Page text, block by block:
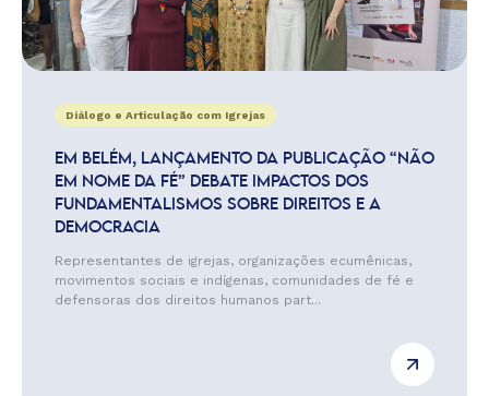
Diálogo e Articulação com Igrejas
EM BELÉM, LANÇAMENTO DA PUBLICAÇÃO “NÃO
EM NOME DA FÉ” DEBATE IMPACTOS DOS
FUNDAMENTALISMOS SOBRE DIREITOS E A
DEMOCRACIA
Representantes de igrejas, organizações ecumênicas,
movimentos sociais e indígenas, comunidades de fé e
defensoras dos direitos humanos part...